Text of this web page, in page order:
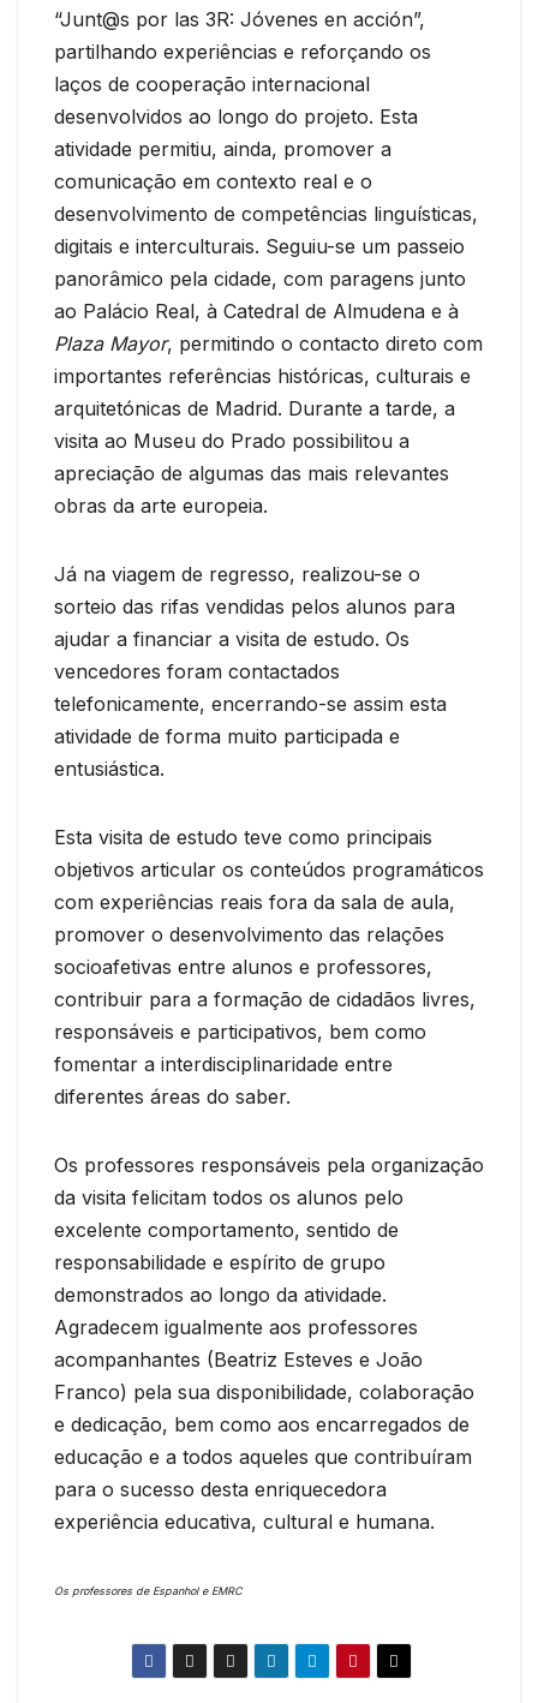
“Junt@s por las 3R: Jóvenes en acción”,
partilhando experiências e reforçando os
laços de cooperação internacional
desenvolvidos ao longo do projeto. Esta
atividade permitiu, ainda, promover a
comunicação em contexto real e o
desenvolvimento de competências linguísticas,
digitais e interculturais. Seguiu-se um passeio
panorâmico pela cidade, com paragens junto
ao Palácio Real, à Catedral de Almudena e à
Plaza Mayor, permitindo o contacto direto com
importantes referências históricas, culturais e
arquitetónicas de Madrid. Durante a tarde, a
visita ao Museu do Prado possibilitou a
apreciação de algumas das mais relevantes
obras da arte europeia.
Já na viagem de regresso, realizou-se o
sorteio das rifas vendidas pelos alunos para
ajudar a financiar a visita de estudo. Os
vencedores foram contactados
telefonicamente, encerrando-se assim esta
atividade de forma muito participada e
entusiástica.
Esta visita de estudo teve como principais
objetivos articular os conteúdos programáticos
com experiências reais fora da sala de aula,
promover o desenvolvimento das relações
socioafetivas entre alunos e professores,
contribuir para a formação de cidadãos livres,
responsáveis e participativos, bem como
fomentar a interdisciplinaridade entre
diferentes áreas do saber.
Os professores responsáveis pela organização
da visita felicitam todos os alunos pelo
excelente comportamento, sentido de
responsabilidade e espírito de grupo
demonstrados ao longo da atividade.
Agradecem igualmente aos professores
acompanhantes (Beatriz Esteves e João
Franco) pela sua disponibilidade, colaboração
e dedicação, bem como aos encarregados de
educação e a todos aqueles que contribuíram
para o sucesso desta enriquecedora
experiência educativa, cultural e humana.
Os professores de Espanhol e EMRC